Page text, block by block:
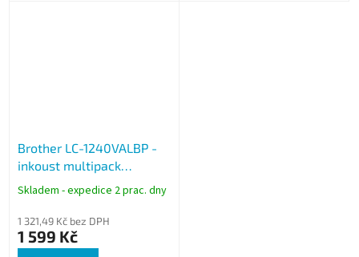
Brother LC-1240VALBP -
inkoust multipack
(černá+tři barvy)
Skladem - expedice 2 prac. dny
1 321,49 Kč bez DPH
1 599 Kč